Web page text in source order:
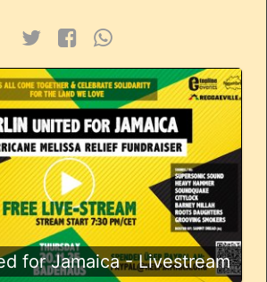
for Jamaica - Livestream